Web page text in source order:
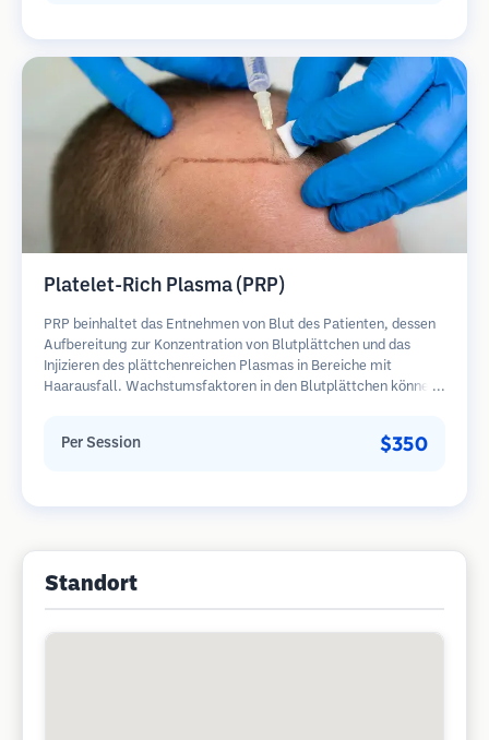
Platelet-Rich Plasma (PRP)
PRP beinhaltet das Entnehmen von Blut des Patienten, dessen
Aufbereitung zur Konzentration von Blutplättchen und das
Injizieren des plättchenreichen Plasmas in Bereiche mit
Haarausfall. Wachstumsfaktoren in den Blutplättchen können
mehrere Sitzungen erforderlich.
Per Session $350
Standort